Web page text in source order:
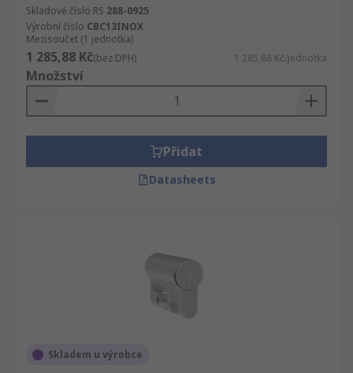
Skladové číslo RS 288-0925
Výrobní číslo CBC13INOX
Mezisoučet (1 jednotka)
1 285,88 Kč(bez DPH) 1 285,88 Kč/jednotka
Množství
Přidat
Datasheets
Skladem u výrobce